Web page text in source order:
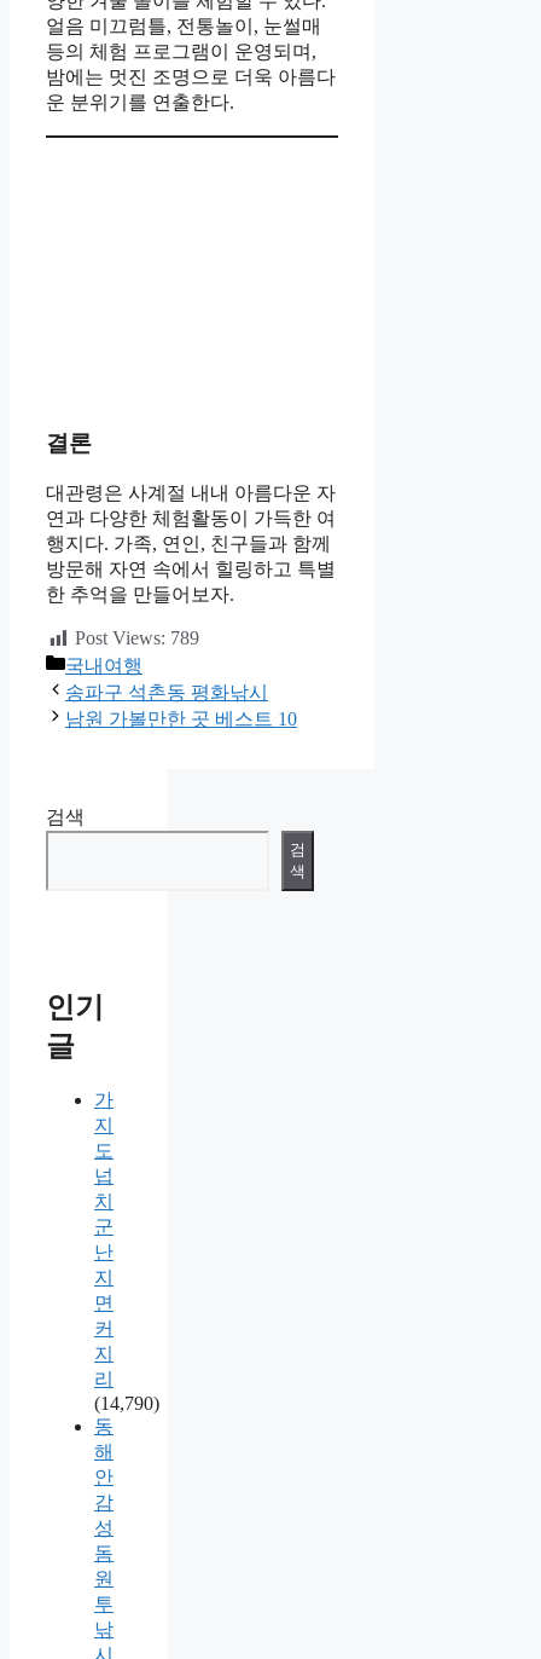
얼음 미끄럼틀, 전통놀이, 눈썰매
등의 체험 프로그램이 운영되며,
밤에는 멋진 조명으로 더욱 아름다
운 분위기를 연출한다.
결론
대관령은 사계절 내내 아름다운 자
연과 다양한 체험활동이 가득한 여
행지다. 가족, 연인, 친구들과 함께
방문해 자연 속에서 힐링하고 특별
한 추억을 만들어보자.
Post Views: 789
카
테
고
국내여행
송파구 석촌동 평화낚시
남원 가볼만한 곳 베스트 10
검색
검
색
인기
글
가
지
도
넙
치
군
난
지
면
커
지
리
(14,790)
동
해
안
감
성
돔
원
투
낚